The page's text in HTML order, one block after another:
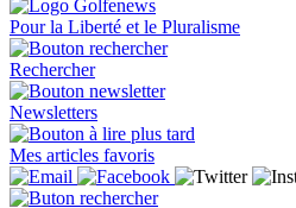
Pour la Liberté et le Pluralisme
Rechercher
Newsletters
Mes articles favoris